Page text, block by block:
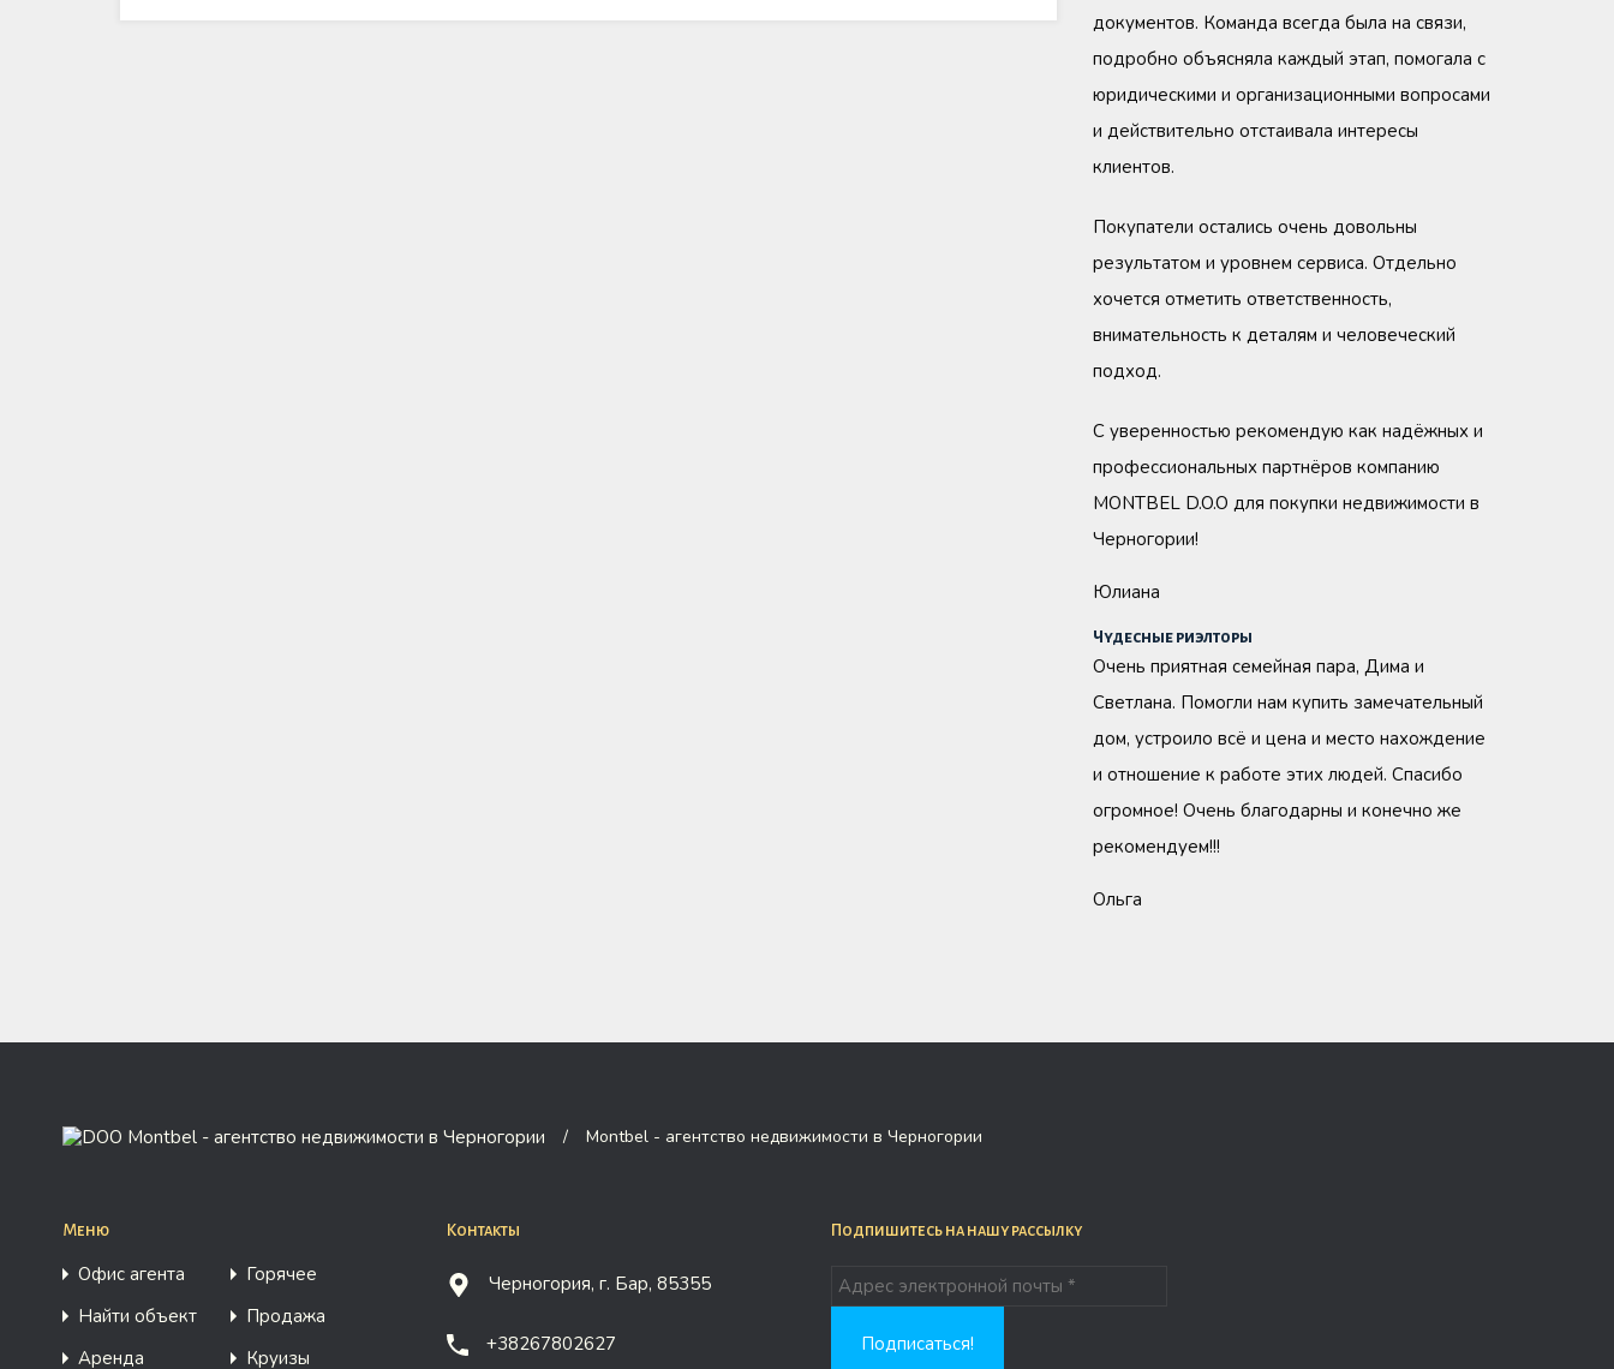
документов. Команда всегда была на связи,
подробно объясняла каждый этап, помогала с
юридическими и организационными вопросами
и действительно отстаивала интересы
клиентов.
Покупатели остались очень довольны
результатом и уровнем сервиса. Отдельно
хочется отметить ответственность,
внимательность к деталям и человеческий
подход.
С уверенностью рекомендую как надёжных и
профессиональных партнёров компанию
MONTBEL D.O.O для покупки недвижимости в
Черногории!
Юлиана
Чудесные риэлторы
Очень приятная семейная пара, Дима и
Светлана. Помогли нам купить замечательный
дом, устроило всё и цена и место нахождение
и отношение к работе этих людей. Спасибо
огромное! Очень благодарны и конечно же
рекомендуем!!!
Ольга
/ Montbel - агентство недвижимости в Черногории
Меню
Офис агента
Горячее
Найти объект
Продажа
Аренда
Круизы
Контакты
Черногория, г. Бар, 85355
+38267802627
Подпишитесь на нашу рассылку